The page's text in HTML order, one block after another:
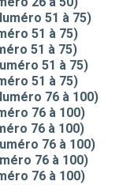
51 à 75)
51 à 75)
51 à 75)
51 à 75)
51 à 75)
76 à 100)
76 à 100)
76 à 100)
76 à 100)
76 à 100)
76 à 100)